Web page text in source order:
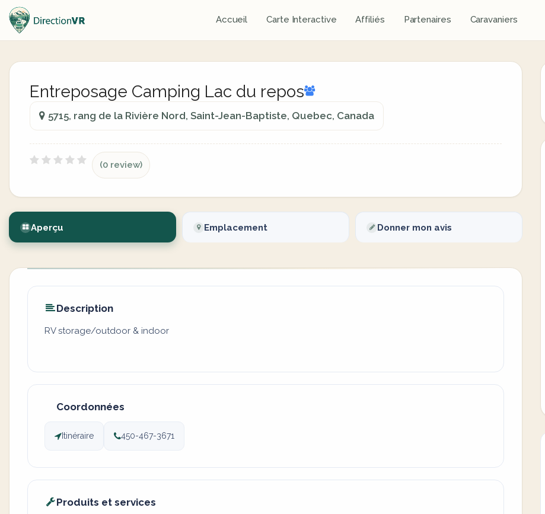
Accueil Carte Interactive Affiliés Partenaires Caravaniers
Entreposage Camping Lac du repos
5715, rang de la Rivière Nord, Saint-Jean-Baptiste, Quebec, Canada
(0 review)
Aperçu Emplacement Donner mon avis
Description
RV storage/outdoor & indoor
Coordonnées
Itinéraire 450-467-3671
Produits et services